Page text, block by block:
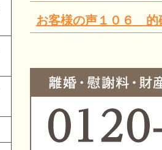
お客様の声１０６ 的